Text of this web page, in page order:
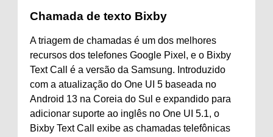
Chamada de texto Bixby
A triagem de chamadas é um dos melhores
recursos dos telefones Google Pixel, e o Bixby
Text Call é a versão da Samsung. Introduzido
com a atualização do One UI 5 baseada no
Android 13 na Coreia do Sul e expandido para
adicionar suporte ao inglês no One UI 5.1, o
Bixby Text Call exibe as chamadas telefônicas